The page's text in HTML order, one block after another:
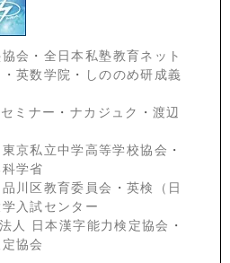
会 ・ 全日本私塾教育ネット
・ 英数学院 ・
しののめ研成義
ミナー ・ ナカジュク ・ 渡辺
京私立中学高等学校協会 ・
学省
品川区教育委員会 ・ 英検（日
学入試センター
人 日本漢字能力検定協会 ・
協会